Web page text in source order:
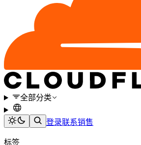
全部分类
登录联系销售
标签